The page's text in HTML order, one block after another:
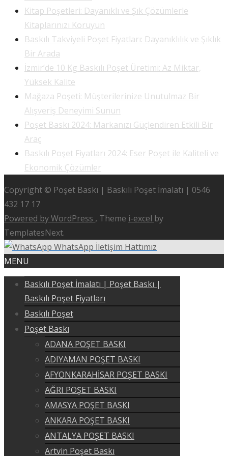
Kitap Poşetleri: Dayanıklı ve Şık Çözümlerle
Kitaplarınızı Koruyun
Baskılı Takviyeli Poşet Fiyatları: Dayanıklılık ve Şıklık
Bir Arada
İzmir’de 10 Kg Baskılı Poşet Üretimi: Az Miktar,
Yüksek Kalite
Mağaza Poşeti: Müşterilerinize Unutulmaz Bir
Alışveriş Deneyimi Sunun
Poşet Baskı 2024: Markanızı Güçlendiren Etkili Bir
Araç
Baskılı Poşet Fiyatları 2024: Eser Poşet ile Kaliteli ve
Ekonomik Çözümler
Copyright © Poşet Baskı | Baskılı Poşet İmalatı | 0546
432 17 17
Powered by WordPress , Theme i-excel by
TemplatesNext.
WhatsApp İletişim Hattımız
MENU
Baskılı Poşet İmalatı | Poşet Baskı |
Baskılı Poşet Fiyatları
Baskılı Poşet
Poşet Baskı
ADANA POŞET BASKI
ADIYAMAN POŞET BASKI
AFYONKARAHİSAR POŞET BASKI
AĞRI POŞET BASKI
AMASYA POŞET BASKI
ANKARA POŞET BASKI
ANTALYA POŞET BASKI
Artvin Poşet Baskı